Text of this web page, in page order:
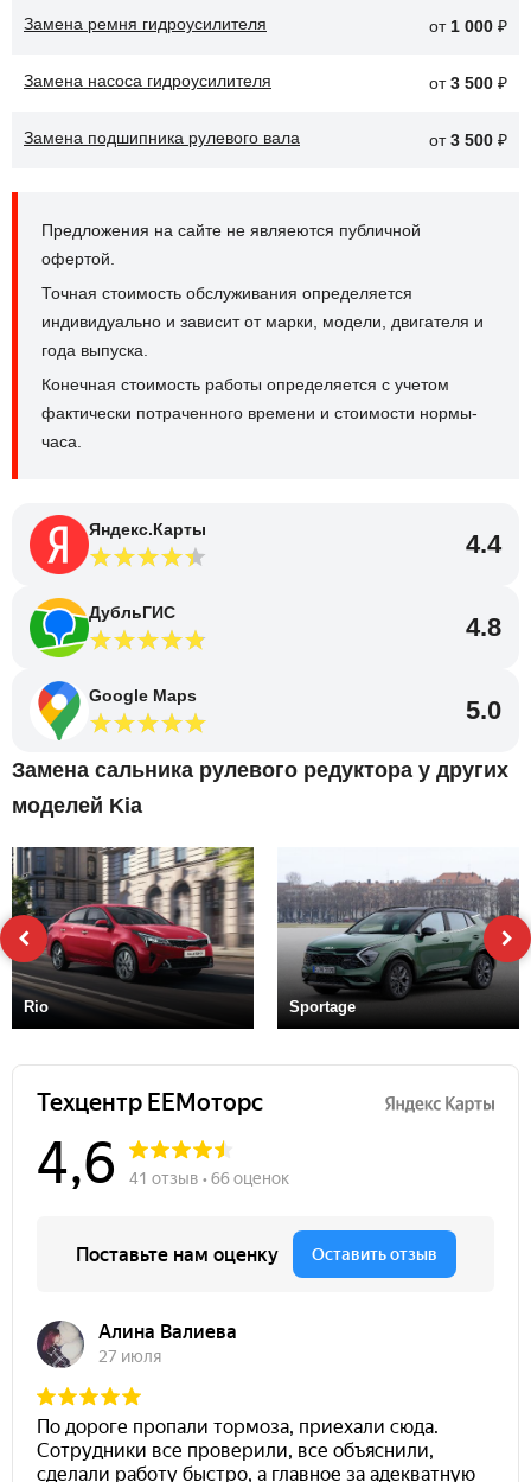
Замена ремня гидроусилителя от 1 000 ₽
Замена насоса гидроусилителя от3 500 ₽
Замена подшипника рулевого вала от3 500 ₽
Предложения на сайте не являеются публичной
офертой.
Точная стоимость обслуживания определяется
индивидуально и зависит от марки, модели, двигателя и
года выпуска.
Конечная стоимость работы определяется с учетом
фактически потраченного времени и стоимости нормы-
часа.
Яндекс.Карты 4.4
ДубльГИС 4.8
Google Maps 5.0
Замена сальника рулевого редуктора у других
моделей Kia
Rio Sportage